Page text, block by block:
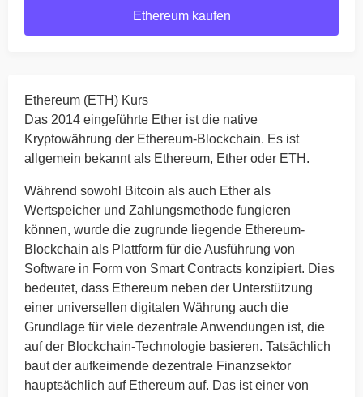
Ethereum kaufen
Ethereum (ETH) Kurs
Das 2014 eingeführte Ether ist die native
Kryptowährung der Ethereum-Blockchain. Es ist
allgemein bekannt als Ethereum, Ether oder ETH.
Während sowohl Bitcoin als auch Ether als
Wertspeicher und Zahlungsmethode fungieren
können, wurde die zugrunde liegende Ethereum-
Blockchain als Plattform für die Ausführung von
Software in Form von Smart Contracts konzipiert. Dies
bedeutet, dass Ethereum neben der Unterstützung
einer universellen digitalen Währung auch die
Grundlage für viele dezentrale Anwendungen ist, die
auf der Blockchain-Technologie basieren. Tatsächlich
baut der aufkeimende dezentrale Finanzsektor
hauptsächlich auf Ethereum auf. Das ist einer von